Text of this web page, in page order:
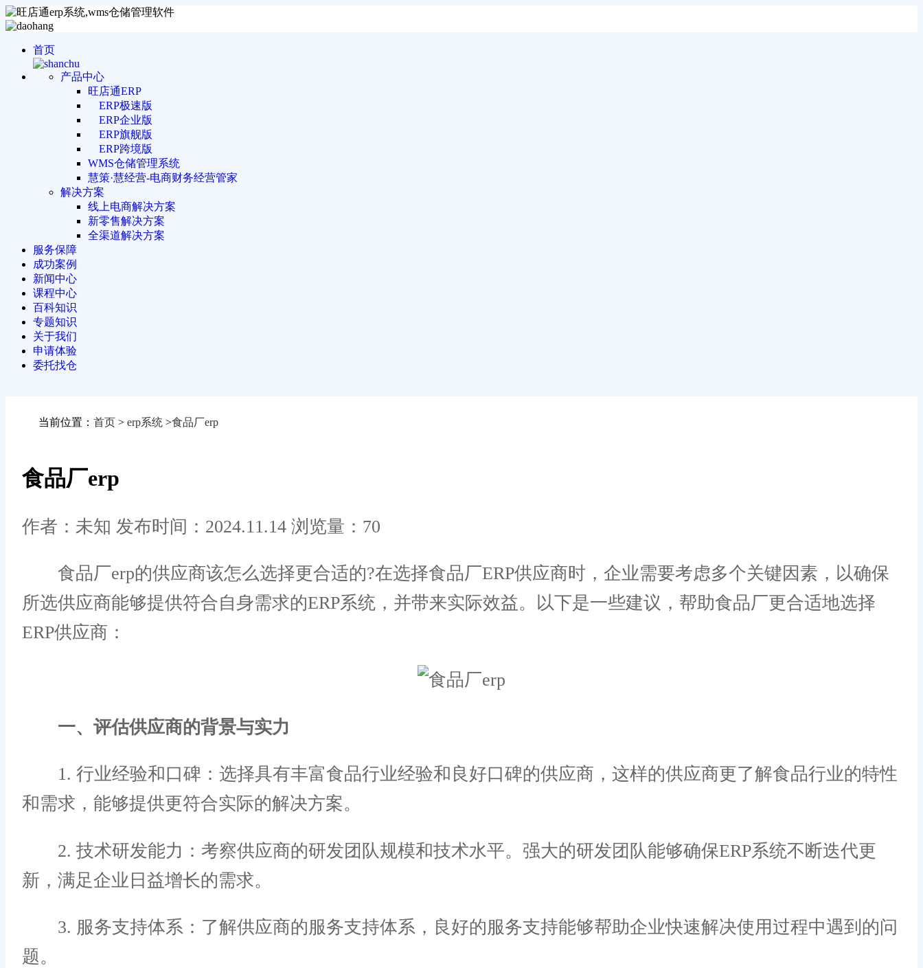
首页
产品中心
旺店通ERP
ERP极速版
ERP企业版
ERP旗舰版
ERP跨境版
WMS仓储管理系统
慧策·慧经营-电商财务经营管家
解决方案
线上电商解决方案
新零售解决方案
全渠道解决方案
服务保障
成功案例
新闻中心
课程中心
百科知识
专题知识
关于我们
申请体验
委托找仓
当前位置： 首页 > erp系统 >食品厂erp
食品厂erp
作者：未知 发布时间：2024.11.14 浏览量：70
食品厂erp的供应商该怎么选择更合适的?在选择食品厂ERP供应商时，企业需要考虑多个关键因素，以确保
所选供应商能够提供符合自身需求的ERP系统，并带来实际效益。以下是一些建议，帮助食品厂更合适地选择
ERP供应商：
一、评估供应商的背景与实力
1. 行业经验和口碑：选择具有丰富食品行业经验和良好口碑的供应商，这样的供应商更了解食品行业的特性
和需求，能够提供更符合实际的解决方案。
2. 技术研发能力：考察供应商的研发团队规模和技术水平。强大的研发团队能够确保ERP系统不断迭代更
新，满足企业日益增长的需求。
3. 服务支持体系：了解供应商的服务支持体系，良好的服务支持能够帮助企业快速解决使用过程中遇到的问
题。